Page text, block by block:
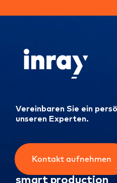
Vereinbaren Sie ein
unseren Experten.
Kontakt aufnehmen
smart production